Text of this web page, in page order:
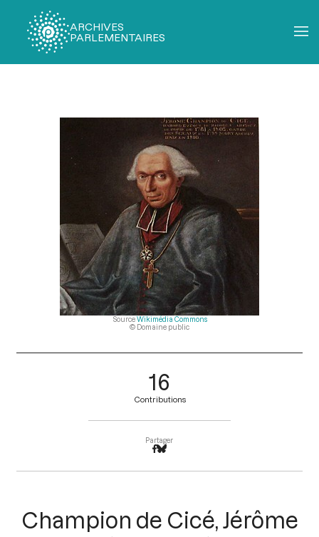
ARCHIVES
PARLEMENTAIRES
Source Wikimédia Commons
© Domaine public
16
Contributions
Partager
Champion de Cicé, Jérôme